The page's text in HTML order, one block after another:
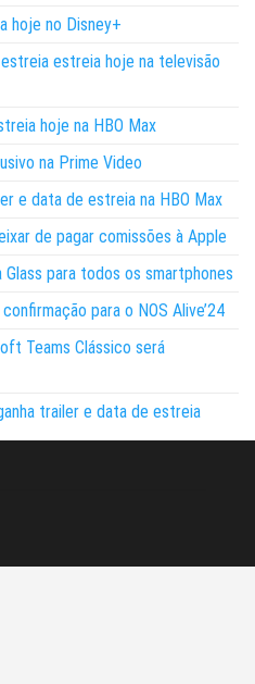
hoje no Disney+
estreia hoje na televisão
hoje na HBO Max
na Prime Video
e data de estreia na HBO Max
de pagar comissões à Apple
Glass para todos os smartphones
para o NOS Alive’24
Teams Clássico será
trailer e data de estreia